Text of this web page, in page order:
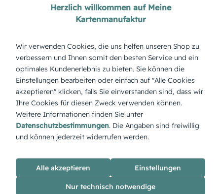
EINLADUNG
WEIHNACHTSESSEN
Weihnachtseinladung
Schnörkelhirsch
EINLADUNG
Einladung
Geschäft Laterne
ÜBERBLICK:
Produktbeschreibung
Herzlich willkommen auf Meine
Kartenmanufaktur
Wir verwenden Cookies, die uns helfen unseren Shop zu
verbessern und Ihnen somit den besten Service und ein
optimales Kundenerlebnis zu bieten. Sie können die
Einstellungen bearbeiten oder einfach auf "Alle Cookies
akzeptieren" klicken, falls Sie einverstanden sind, dass wir
Ihre Cookies für diesen Zweck verwenden können.
Weitere Informationen finden Sie unter
Datenschutzbestimmungen. Die Angaben sind freiwillig
und können jederzeit widerrufen werden.
Alle akzeptieren Einstellungen
Nur technisch notwendige